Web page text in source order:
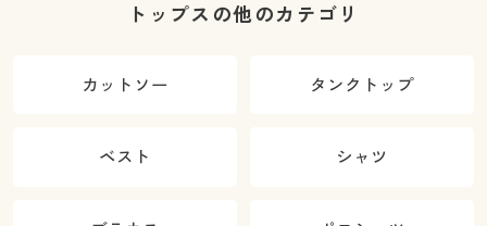
トップスの他のカテゴリ
カットソー タンクトップ
ベスト シャツ